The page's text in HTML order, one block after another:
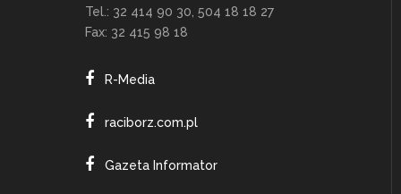
Tel.: 32 414 90 30, 504 18 18 27
Fax: 32 415 98 18
R-Media
raciborz.com.pl
Gazeta Informator